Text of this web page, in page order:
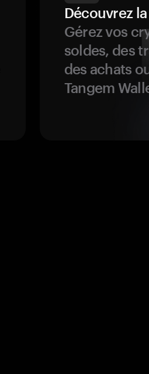
Découvrez
Gérez vos
soldes, des
des achats
Tangem